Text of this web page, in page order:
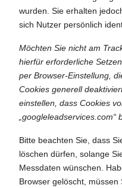
wurden. Sie erhalten
sich Nutzer persönlich
Möchten Sie nicht am
hierfür erforderliche
per Browser-Einstellung,
Cookies generell
einstellen, dass Cookies
„googleleadservices.com“
Bitte beachten Sie, dass
löschen dürfen, solange
Messdaten wünschen.
Browser gelöscht,